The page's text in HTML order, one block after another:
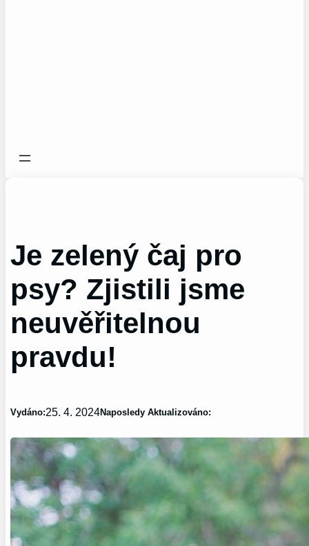
Je zelený čaj pro
psy? Zjistili jsme
neuvěřitelnou
pravdu!
Vydáno:25. 4. 2024Naposledy Aktualizováno: